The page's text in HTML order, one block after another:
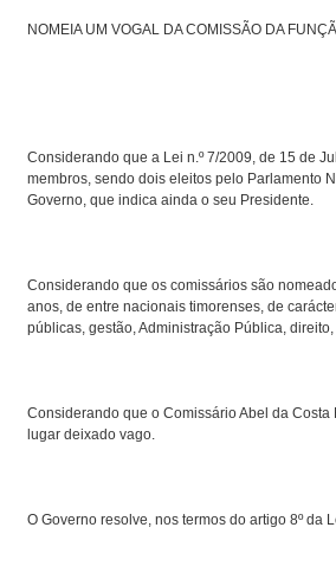
NOMEIA UM VOGAL DA COMISSÃO DA
Considerando que a Lei n.º 7/2009, de 15 de
membros, sendo dois eleitos pelo Parlamento
Governo, que indica ainda o seu Presidente.
Considerando que os comissários são
anos, de entre nacionais timorenses, de
públicas, gestão, Administração Pública,
Considerando que o Comissário Abel da
lugar deixado vago.
O Governo resolve, nos termos do artigo 8º da